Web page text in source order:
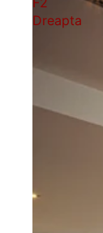
Dreapta